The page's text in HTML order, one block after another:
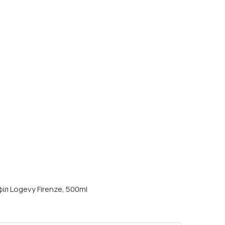
Logevy Firenze, 500ml